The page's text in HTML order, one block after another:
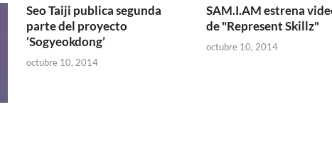
Seo Taiji publica segunda
parte del proyecto
‘Sogyeokdong’
octubre 10, 2014
SAM.I.AM estrena
de "Represent Skillz"
octubre 10, 2014